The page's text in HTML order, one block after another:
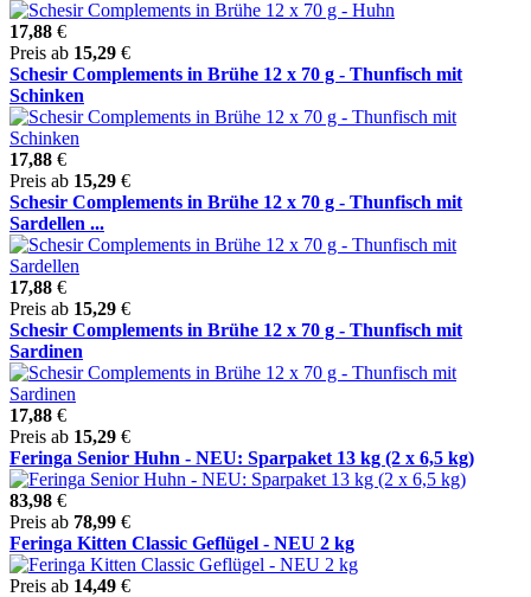
17,88 €
Preis ab 15,29 €
Schesir Complements in Brühe 12 x 70 g - Thunfisch mit
Schinken
17,88 €
Preis ab 15,29 €
Schesir Complements in Brühe 12 x 70 g - Thunfisch mit
Sardellen ...
17,88 €
Preis ab 15,29 €
Schesir Complements in Brühe 12 x 70 g - Thunfisch mit
Sardinen
17,88 €
Preis ab 15,29 €
Feringa Senior Huhn - NEU: Sparpaket 13 kg (2 x 6,5 kg)
83,98 €
Preis ab 78,99 €
Feringa Kitten Classic Geflügel - NEU 2 kg
Preis ab 14,49 €